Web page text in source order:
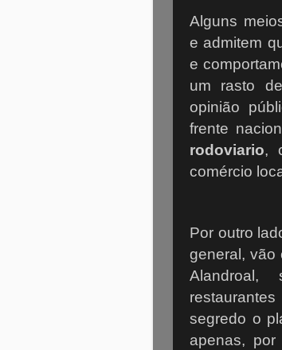
Alguns
e admitem
e
um rasto
opinião
frente
rodoviario,
comércio
Por outro
general, vão
Alandroal,
segredo o
apenas,